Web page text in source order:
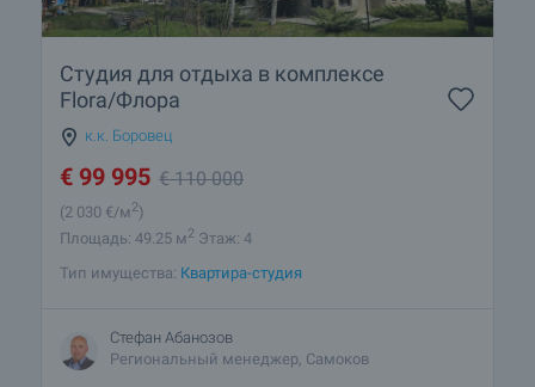
Студия для отдыха в комплексе
Flora/Флора
к.к. Боровец
€ 99 995 €110 000
(2 030 €/м2)
Площадь: 49.25 м2 Этаж: 4
Тип имущества: Квартира-студия
Стефан Абанозов
Региональный менеджер, Самоков